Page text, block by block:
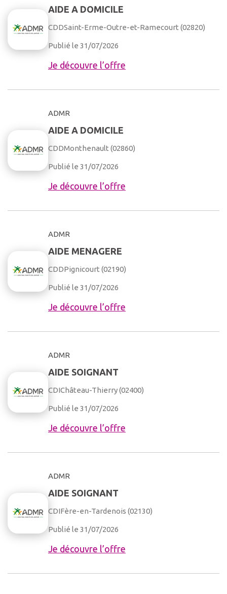
AIDE A DOMICILE
CDDSaint-Erme-Outre-et-Ramecourt (02820)
Publié le 31/07/2026
Je découvre l’offre
ADMR
AIDE A DOMICILE
CDDMonthenault (02860)
Publié le 31/07/2026
Je découvre l’offre
ADMR
AIDE MENAGERE
CDDPignicourt (02190)
Publié le 31/07/2026
Je découvre l’offre
ADMR
AIDE SOIGNANT
CDIChâteau-Thierry (02400)
Publié le 31/07/2026
Je découvre l’offre
ADMR
AIDE SOIGNANT
CDIFère-en-Tardenois (02130)
Publié le 31/07/2026
Je découvre l’offre